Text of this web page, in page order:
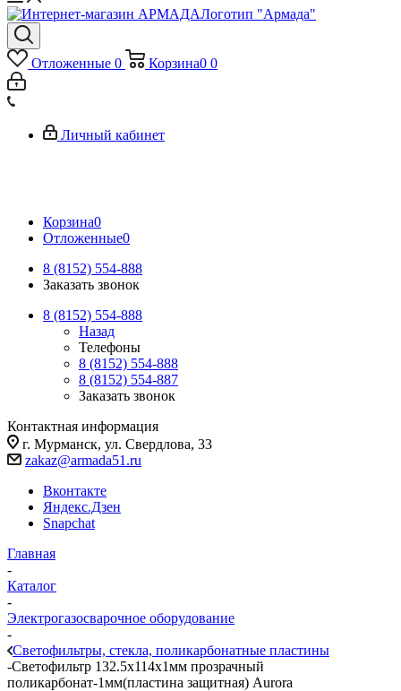
Логотип "Армада"
Отложенные 0 Корзина0 0
Личный кабинет
Корзина0
Отложенные0
8 (8152) 554-888
Заказать звонок
8 (8152) 554-888
Назад
Телефоны
8 (8152) 554-888
8 (8152) 554-887
Заказать звонок
Контактная информация
г. Мурманск, ул. Свердлова, 33
zakaz@armada51.ru
Вконтакте
Яндекс.Дзен
Snapchat
Главная
-
Каталог
-
Электрогазосварочное оборудование
-
Светофильтры, стекла, поликарбонатные пластины
-Светофильтр 132.5х114х1мм прозрачный
поликарбонат-1мм(пластина защитная) Aurora